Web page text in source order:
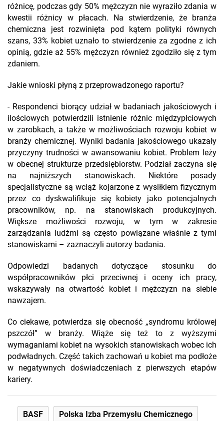
różnicę, podczas gdy 50% mężczyzn nie wyraziło zdania w
kwestii różnicy w płacach. Na stwierdzenie, że branża
chemiczna jest rozwinięta pod kątem polityki równych
szans, 33% kobiet uznało to stwierdzenie za zgodne z ich
opinią, gdzie aż 55% mężczyzn również zgodziło się z tym
zdaniem.
Jakie wnioski płyną z przeprowadzonego raportu?
- Respondenci biorący udział w badaniach jakościowych i
ilościowych potwierdzili istnienie różnic międzypłciowych
w zarobkach, a także w możliwościach rozwoju kobiet w
branży chemicznej. Wyniki badania jakościowego ukazały
przyczyny trudności w awansowaniu kobiet. Problem leży
w obecnej strukturze przedsiębiorstw. Podział zaczyna się
na najniższych stanowiskach. Niektóre posady
specjalistyczne są wciąż kojarzone z wysiłkiem fizycznym
przez co dyskwalifikuje się kobiety jako potencjalnych
pracowników, np. na stanowiskach produkcyjnych.
Większe możliwości rozwoju, w tym w zakresie
zarządzania ludźmi są często powiązane właśnie z tymi
stanowiskami – zaznaczyli autorzy badania.
Odpowiedzi badanych dotyczące stosunku do
współpracowników płci przeciwnej i oceny ich pracy,
wskazywały na otwartość kobiet i mężczyzn na siebie
nawzajem.
Co ciekawe, potwierdza się obecność „syndromu królowej
pszczół” w branży. Wiąże się też to z wyższymi
wymaganiami kobiet na wysokich stanowiskach wobec ich
podwładnych. Część takich zachowań u kobiet ma podłoże
w negatywnych doświadczeniach z pierwszych etapów
kariery.
BASF Polska Izba Przemysłu Chemicznego